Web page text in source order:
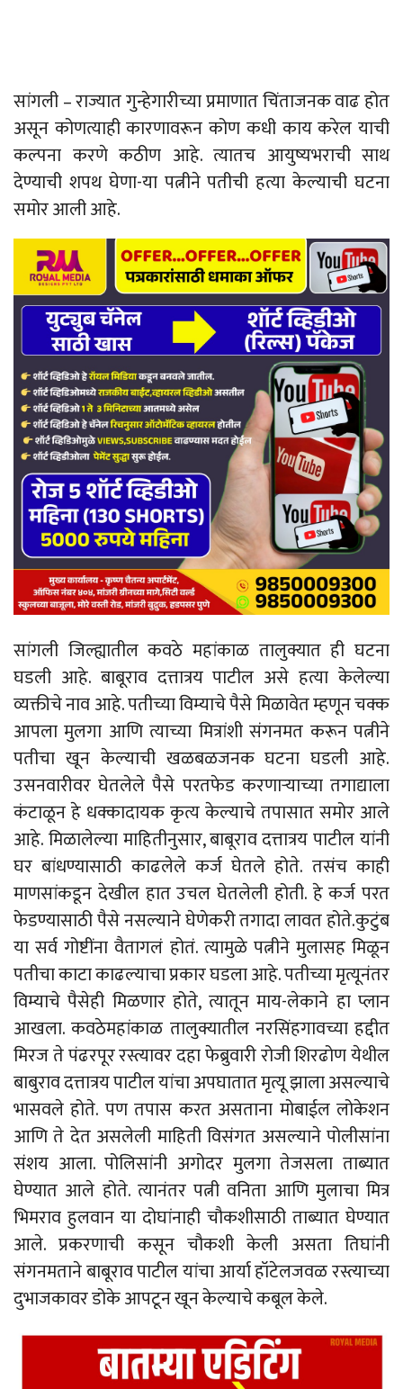
सांगली – राज्यात गुन्हेगारीच्या प्रमाणात चिंताजनक वाढ होत
असून कोणत्याही कारणावरून कोण कधी काय करेल याची
कल्पना करणे कठीण आहे. त्यातच आयुष्यभराची साथ
देण्याची शपथ घेणा-या पत्नीने पतीची हत्या केल्याची घटना
समोर आली आहे.
सांगली जिल्ह्यातील कवठे महांकाळ तालुक्यात ही घटना
घडली आहे. बाबूराव दत्तात्रय पाटील असे हत्या केलेल्या
व्यक्तीचे नाव आहे. पतीच्या विम्याचे पैसे मिळावेत म्हणून चक्क
आपला मुलगा आणि त्याच्या मित्रांशी संगनमत करून पत्नीने
पतीचा खून केल्याची खळबळजनक घटना घडली आहे.
उसनवारीवर घेतलेले पैसे परतफेड करणाऱ्याच्या तगाद्याला
कंटाळून हे धक्कादायक कृत्य केल्याचे तपासात समोर आले
आहे. मिळालेल्या माहितीनुसार, बाबूराव दत्तात्रय पाटील यांनी
घर बांधण्यासाठी काढलेले कर्ज घेतले होते. तसंच काही
माणसांकडून देखील हात उचल घेतलेली होती. हे कर्ज परत
फेडण्यासाठी पैसे नसल्याने घेणेकरी तगादा लावत होते.कुटुंब
या सर्व गोष्टींना वैतागलं होतं. त्यामुळे पत्नीने मुलासह मिळून
पतीचा काटा काढल्याचा प्रकार घडला आहे. पतीच्या मृत्यूनंतर
विम्याचे पैसेही मिळणार होते, त्यातून माय-लेकाने हा प्लान
आखला. कवठेमहांकाळ तालुक्यातील नरसिंहगावच्या हद्दीत
मिरज ते पंढरपूर रस्त्यावर दहा फेब्रुवारी रोजी शिरढोण येथील
बाबुराव दत्तात्रय पाटील यांचा अपघातात मृत्यू झाला असल्याचे
भासवले होते. पण तपास करत असताना मोबाईल लोकेशन
आणि ते देत असलेली माहिती विसंगत असल्याने पोलीसांना
संशय आला. पोलिसांनी अगोदर मुलगा तेजसला ताब्यात
घेण्यात आले होते. त्यानंतर पत्नी वनिता आणि मुलाचा मित्र
भिमराव हुलवान या दोघांनाही चौकशीसाठी ताब्यात घेण्यात
आले. प्रकरणाची कसून चौकशी केली असता तिघांनी
संगनमताने बाबूराव पाटील यांचा आर्या हॉटेलजवळ रस्त्याच्या
दुभाजकावर डोके आपटून खून केल्याचे कबूल केले.